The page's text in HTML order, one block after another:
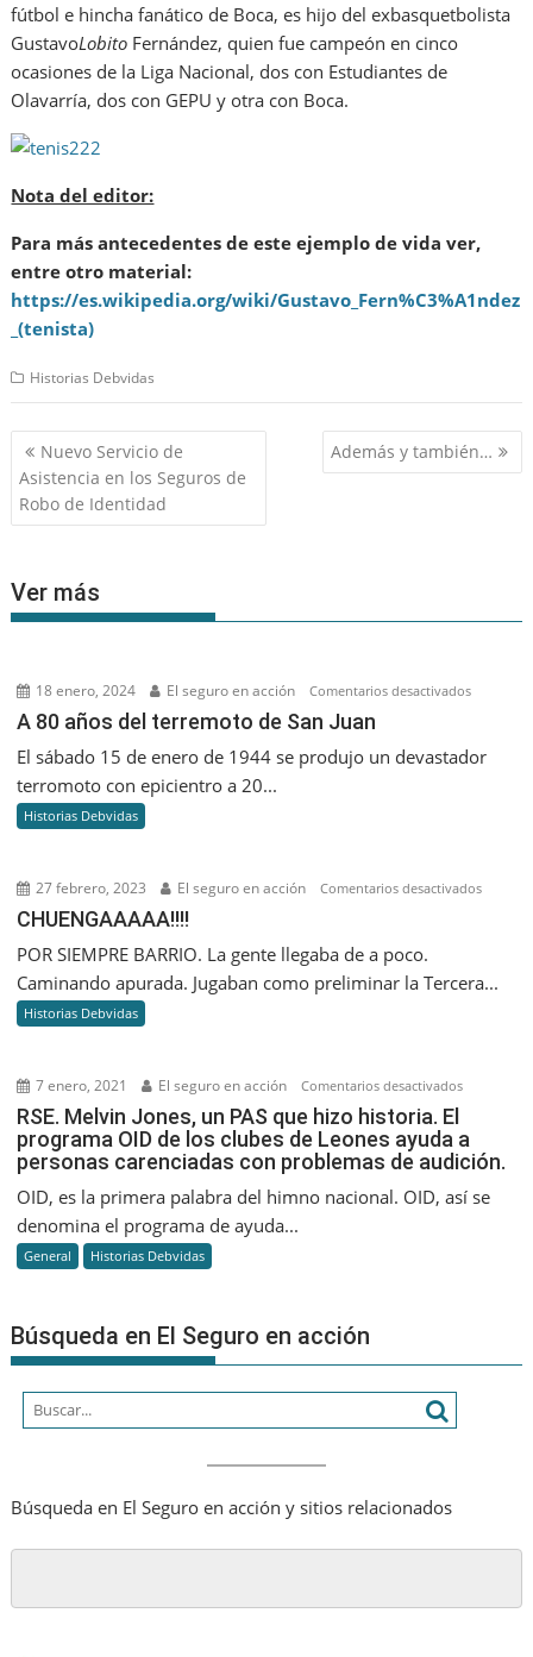
fútbol e hincha fanático de Boca, es hijo del exbasquetbolista
GustavoLobito Fernández, quien fue campeón en cinco
ocasiones de la Liga Nacional, dos con Estudiantes de
Olavarría, dos con GEPU y otra con Boca.
Nota del editor:
Para más antecedentes de este ejemplo de vida ver,
entre otro material:
https://es.wikipedia.org/wiki/Gustavo_Fern%C3%A1ndez
_(tenista)
Historias Debvidas
Navegación
de
entradas
Nuevo Servicio de
Asistencia en los Seguros de
Robo de Identidad
Además y también…
Ver más
18 enero, 2024 El seguro en acción Comentarios desactivadosen
años
Juan
A 80 años del terremoto de San Juan
El sábado 15 de enero de 1944 se produjo un devastador
terromoto con epicientro a 20...
Historias Debvidas
27 febrero, 2023 El seguro en acción Comentarios desactivadosen
CHUENGAAAAA!!!!
POR SIEMPRE BARRIO. La gente llegaba de a poco.
Caminando apurada. Jugaban como preliminar la Tercera...
Historias Debvidas
7 enero, 2021 El seguro en acción Comentarios desactivadosen
Melvin
Jones,
un
a
carenciadas
RSE. Melvin Jones, un PAS que hizo historia. El
programa OID de los clubes de Leones ayuda a
personas carenciadas con problemas de audición.
OID, es la primera palabra del himno nacional. OID, así se
denomina el programa de ayuda...
General Historias Debvidas
Búsqueda en El Seguro en acción
Búsqueda en El Seguro en acción y sitios relacionados